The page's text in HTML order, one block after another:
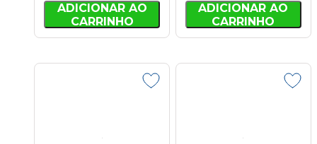
ADICIONAR AO
CARRINHO
ADICIONAR AO
CARRINHO